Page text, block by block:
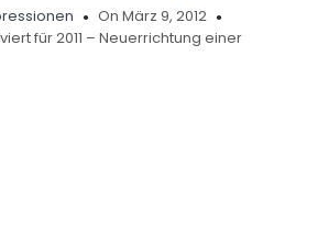
On März 9, 2012
für 2011 – Neuerrichtung einer